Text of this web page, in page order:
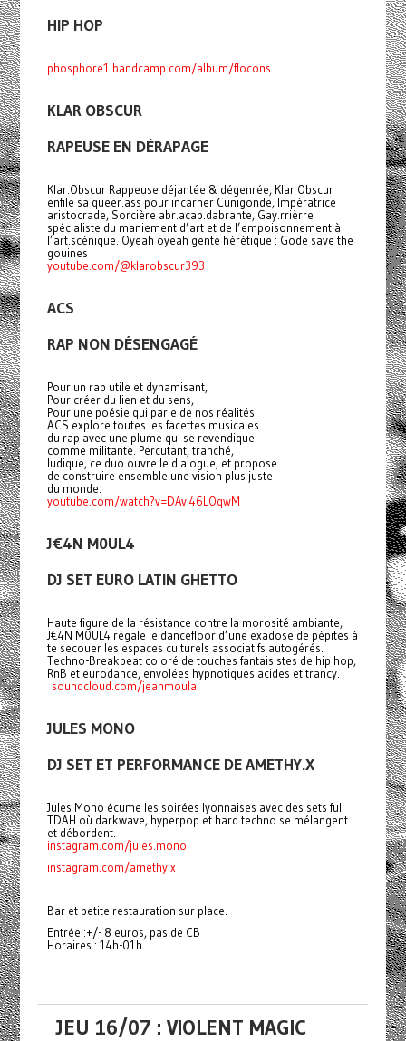
HIP HOP
phosphore1.bandcamp.com/album/flocons
KLAR OBSCUR
RAPEUSE EN DÉRAPAGE
Klar.Obscur Rappeuse déjantée & dégenrée, Klar Obscur
enfile sa queer.ass pour incarner Cunigonde, Impératrice
aristocrade, Sorcière abr.acab.dabrante, Gay.rrièrre
spécialiste du maniement d’art et de l’empoisonnement à
l’art.scénique. Oyeah oyeah gente hérétique : Gode save the
gouines !
youtube.com/@klarobscur393
ACS
RAP NON DÉSENGAGÉ
Pour un rap utile et dynamisant,
Pour créer du lien et du sens,
Pour une poésie qui parle de nos réalités.
ACS explore toutes les facettes musicales
du rap avec une plume qui se revendique
comme militante. Percutant, tranché,
ludique, ce duo ouvre le dialogue, et propose
de construire ensemble une vision plus juste
du monde.
youtube.com/watch?v=DAvI46LOqwM
J€4N M0UL4
DJ SET EURO LATIN GHETTO
Haute figure de la résistance contre la morosité ambiante,
J€4N M0UL4 régale le dancefloor d’une exadose de pépites à
te secouer les espaces culturels associatifs autogérés.
Techno-Breakbeat coloré de touches fantaisistes de hip hop,
RnB et eurodance, envolées hypnotiques acides et trancy.
soundcloud.com/jeanmoula
JULES MONO
DJ SET ET PERFORMANCE DE AMETHY.X
Jules Mono écume les soirées lyonnaises avec des sets full
TDAH où darkwave, hyperpop et hard techno se mélangent
et débordent.
instagram.com/jules.mono
instagram.com/amethy.x
Bar et petite restauration sur place.
Entrée :+/- 8 euros, pas de CB
Horaires : 14h-01h
JEU 16/07 : VIOLENT MAGIC